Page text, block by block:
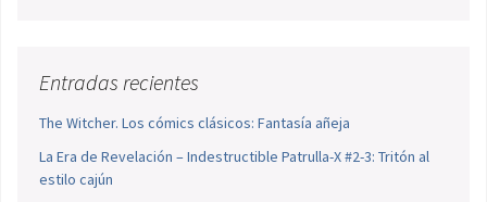
Entradas recientes
The Witcher. Los cómics clásicos: Fantasía añeja
La Era de Revelación – Indestructible Patrulla-X #2-3: Tritón al
estilo cajún